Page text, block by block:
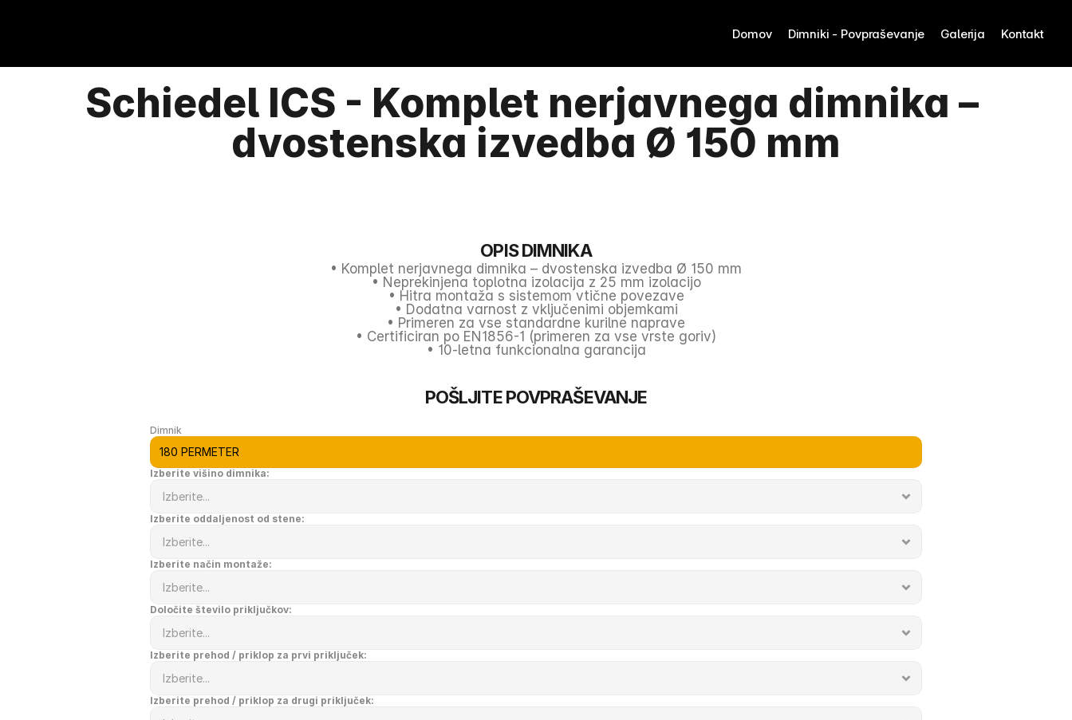
Domov Dimniki - Povpraševanje Galerija Kontakt
Schiedel ICS - Komplet nerjavnega dimnika –
dvostenska izvedba Ø 150 mm
OPIS DIMNIKA
• Komplet nerjavnega dimnika – dvostenska izvedba Ø 150 mm
• Neprekinjena toplotna izolacija z 25 mm izolacijo
• Hitra montaža s sistemom vtične povezave
• Dodatna varnost z vključenimi objemkami
• Primeren za vse standardne kurilne naprave
• Certificiran po EN1856-1 (primeren za vse vrste goriv)
• 10-letna funkcionalna garancija
POŠLJITE POVPRAŠEVANJE
Dimnik
Izberite višino dimnika:
Izberite oddaljenost od stene:
Izberite način montaže:
Določite število priključkov:
Izberite prehod / priklop za prvi priključek:
Izberite prehod / priklop za drugi priključek: